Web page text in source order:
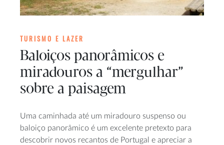
TURISMO E LAZER
Baloiços panorâmicos e
miradouros a “mergulhar”
sobre a paisagem
Uma caminhada até um miradouro suspenso ou
baloiço panorâmico é um excelente pretexto para
descobrir novos recantos de Portugal e apreciar a